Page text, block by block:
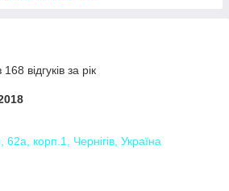
відгуків за рік
корп.1, Чернігів, Україна